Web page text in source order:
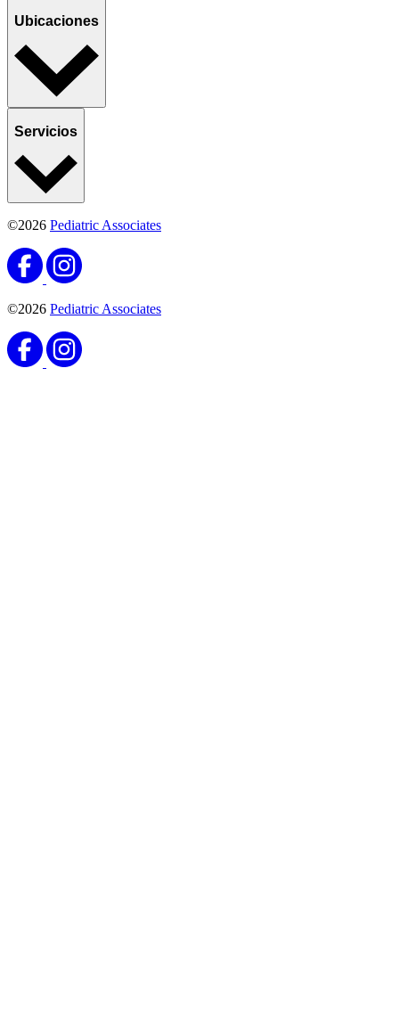
Ubicaciones
Servicios
©2026 Pediatric Associates
©2026 Pediatric Associates